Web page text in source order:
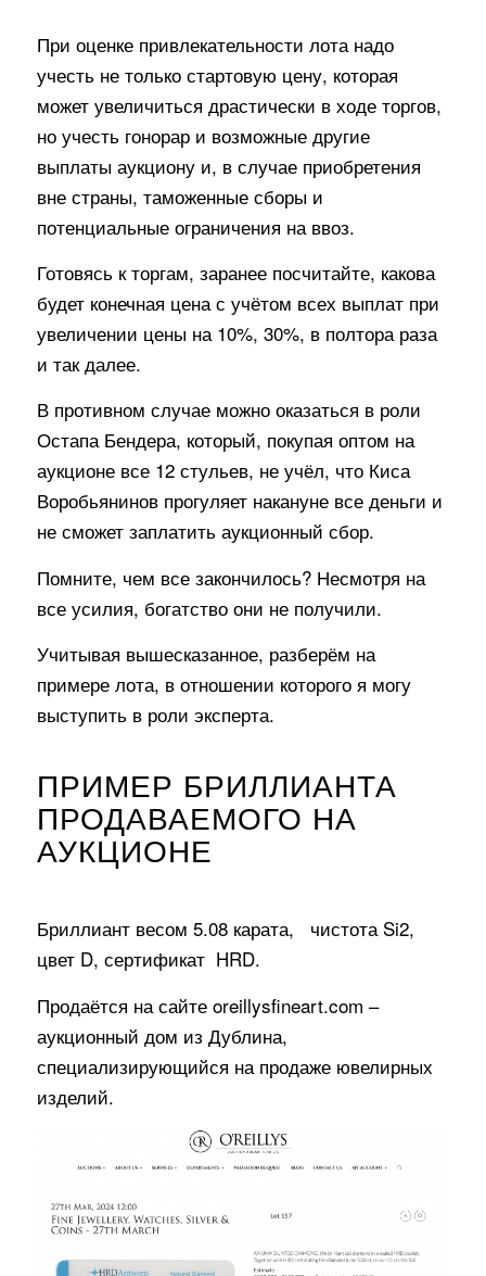
При оценке привлекательности лота надо
учесть не только стартовую цену, которая
может увеличиться драстически в ходе торгов,
но учесть гонорар и возможные другие
выплаты аукциону и, в случае приобретения
вне страны, таможенные сборы и
потенциальные ограничения на ввоз.
Готовясь к торгам, заранее посчитайте, какова
будет конечная цена с учётом всех выплат при
увеличении цены на 10%, 30%, в полтора раза
и так далее.
В противном случае можно оказаться в роли
Остапа Бендера, который, покупая оптом на
аукционе все 12 стульев, не учёл, что Киса
Воробьянинов прогуляет накануне все деньги и
не сможет заплатить аукционный сбор.
Помните, чем все закончилось? Несмотря на
все усилия, богатство они не получили.
Учитывая вышесказанное, разберём на
примере лота, в отношении которого я могу
выступить в роли эксперта.
ПРИМЕР БРИЛЛИАНТА
ПРОДАВАЕМОГО НА
АУКЦИОНЕ
Бриллиант весом 5.08 карата, чистота Si2,
цвет D, сертификат HRD.
Продаётся на сайте oreillysfineart.com –
аукционный дом из Дублина,
специализирующийся на продаже ювелирных
изделий.